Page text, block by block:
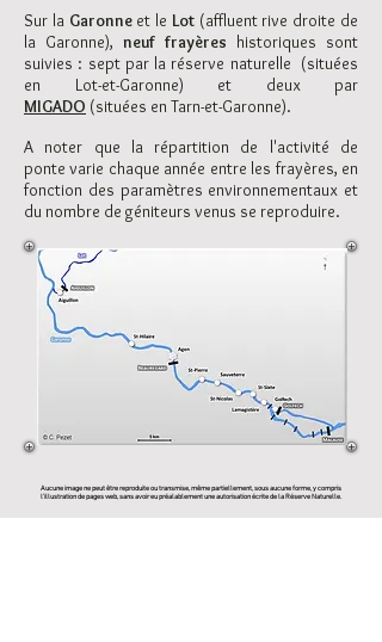
Sur laGaronneet le Lot(affluent rive droite de
la Garonne), neuf frayères historiques sont
suivies : sept par la réserve naturelle (situées
en Lot-et-Garonne) et deux par
MIGADO (situées en Tarn-et-Garonne).
A noter que la répartition de l'activité de
pontevarie chaque année entre les frayères, en
fonction des paramètres environnementaux et
du nombre de géniteurs venus se reproduire.
Aucune image ne peut être reproduite ou transmise, même partiellement, sous aucune forme, y compris
l’illustration de pages web, sans avoir eu préalablement une autorisation écrite de la Réserve Naturelle.